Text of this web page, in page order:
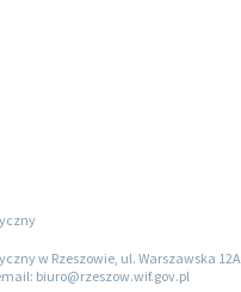
w Rzeszowie, ul. Warszawska 12A
biuro@rzeszow.wif.gov.pl